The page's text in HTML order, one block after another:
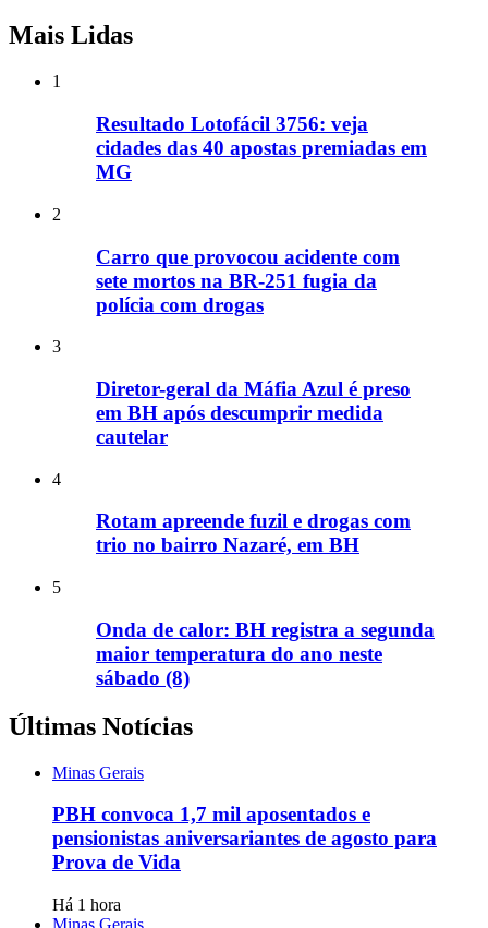
Mais Lidas
1
Resultado Lotofácil 3756: veja
cidades das 40 apostas premiadas em
MG
2
Carro que provocou acidente com
sete mortos na BR-251 fugia da
polícia com drogas
3
Diretor-geral da Máfia Azul é preso
em BH após descumprir medida
cautelar
4
Rotam apreende fuzil e drogas com
trio no bairro Nazaré, em BH
5
Onda de calor: BH registra a segunda
maior temperatura do ano neste
sábado (8)
Últimas Notícias
Minas Gerais
PBH convoca 1,7 mil aposentados e
pensionistas aniversariantes de agosto para
Prova de Vida
Há 1 hora
Minas Gerais